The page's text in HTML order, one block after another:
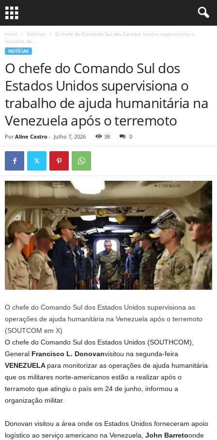
Início Notícias
O chefe do Comando Sul dos Estados Unidos supervisiona o
trabalho de...
NOTÍCIAS
O chefe do Comando Sul dos
Estados Unidos supervisiona o
trabalho de ajuda humanitária na
Venezuela após o terremoto
Por Aline Castro - Julho 7, 2026 38 0
O chefe do Comando Sul dos Estados Unidos supervisiona as
operações de ajuda humanitária na Venezuela após o terremoto
(SOUTCOM em X)
O chefe do Comando Sul dos Estados Unidos (SOUTHCOM),
General Francisco L. Donovanvisitou na segunda-feira
VENEZUELA para monitorizar as operações de ajuda humanitária
que os militares norte-americanos estão a realizar após o
terramoto que atingiu o país em 24 de junho, informou a
organização militar.
Donovan visitou a área onde os Estados Unidos forneceram apoio
logístico ao serviço americano na Venezuela, John Barretoonde